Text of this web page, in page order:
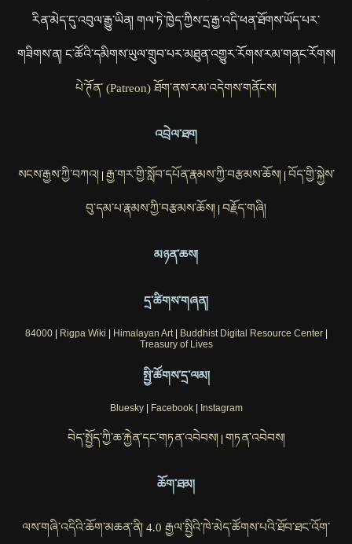
རིན་མེད་དུ་འབུལ་རྒྱུ་ཡིན། གལ་ཏེ་ཁྱེད་ཀྱིས་དྲ་རྒྱ་འདི་ཕན་ཐོགས་ཡོད་པར་
གཟིགས་ན། ང་ཚོའི་དམིགས་ཡུལ་གྲུབ་པར་མཐུན་འགྱུར་རོགས་རམ་གནང་རོགས།
པེ་ཊོན་ (Patreon) ཐོག་ནས་རམ་འདེགས་གནོངས།
འབྲེལ་ཐག
སངས་རྒྱས་ཀྱི་བཀའ།| རྒྱ་གར་གྱི་སློབ་དཔོན་རྣམས་ཀྱི་བརྩམས་ཆོས།| བོད་གྱི་སྐྱེས་
བུ་དམ་པ་རྣམས་ཀྱི་བརྩམས་ཆོས། | བརྗོད་གཞི།
མཉན་ཆས།
དྲ་ཚིགས་གཞན།
84000| Rigpa Wiki | Himalayan Art| Buddhist Digital Resource Center|
Treasury of Lives
སྤྱི་ཚོགས་དྲ་ལམ།
Bluesky| Facebook| Instagram
བེད་སྤྱོད་ཀྱི་ཆ་རྐྱེན་དང་གཏན་འབེབས།| གཏན་འབེབས།
ཆོག་ཐམ།
ལས་གཞི་འདིའི་ཆོག་མཆན་ནི། 4.0 རྒྱལ་སྤྱིའི་ཁེ་མེད་ཚོགས་པའི་ཐོབ་ཐང་འོག་